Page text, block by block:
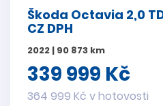
Škoda Octavia 2,0
CZ DPH
2022 | 90 873 km
339 999 Kč
364 999 Kč v hotovosti